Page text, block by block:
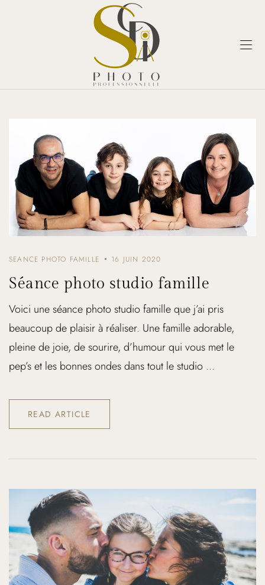
SEANCE PHOTO FAMILLE 16 JUIN 2020
Séance photo studio famille
Voici une séance photo studio famille que j’ai pris
beaucoup de plaisir à réaliser. Une famille adorable,
pleine de joie, de sourire, d’humour qui vous met le
pep’s et les bonnes ondes dans tout le studio ...
READ ARTICLE